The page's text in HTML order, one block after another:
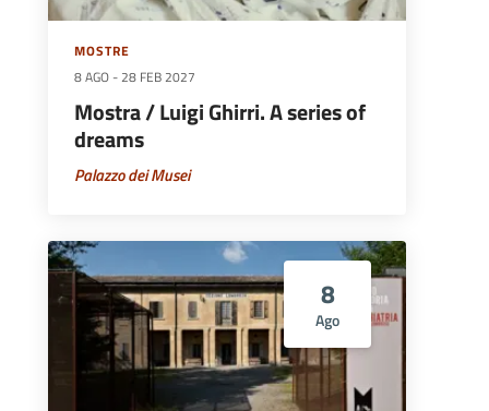
MOSTRE
8 AGO -28 FEB 2027
Mostra / Luigi Ghirri. A series of
dreams
Palazzo dei Musei
8
Ago